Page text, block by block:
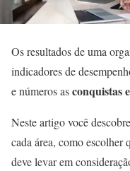
Os resultados de uma
indicadores de
e números asconquistas
Neste artigo você
cada área, como escolher
deve levar em